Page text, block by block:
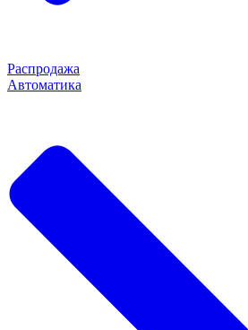
Распродажа
Автоматика